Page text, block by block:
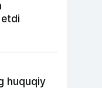
huquqiy